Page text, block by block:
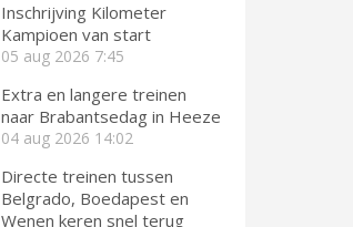
Inschrijving Kilometer
Kampioen van start
05 aug 2026 7:45
Extra en langere treinen
naar Brabantsedag in Heeze
04 aug 2026 14:02
Directe treinen tussen
Belgrado, Boedapest en
Wenen keren snel terug